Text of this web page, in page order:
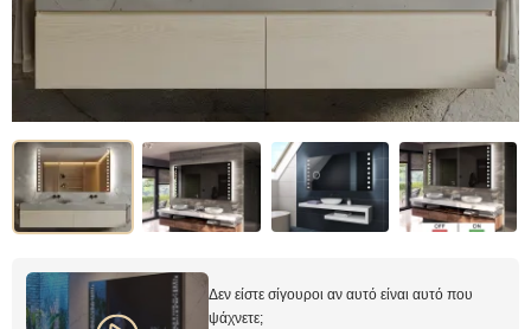
Δεν είστε σίγουροι αν αυτό είναι αυτό που
ψάχνετε;